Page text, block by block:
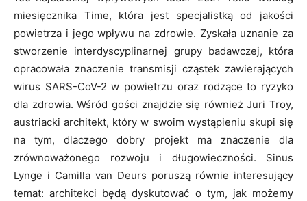
miesięcznika Time, która jest specjalistką od jakości
powietrza i jego wpływu na zdrowie. Zyskała uznanie za
stworzenie interdyscyplinarnej grupy badawczej, która
opracowała znaczenie transmisji cząstek zawierających
wirus SARS-CoV-2 w powietrzu oraz rodzące to ryzyko
dla zdrowia. Wśród gości znajdzie się również Juri Troy,
austriacki architekt, który w swoim wystąpieniu skupi się
na tym, dlaczego dobry projekt ma znaczenie dla
zrównoważonego rozwoju i długowieczności. Sinus
Lynge i Camilla van Deurs poruszą równie interesujący
temat: architekci będą dyskutować o tym, jak możemy